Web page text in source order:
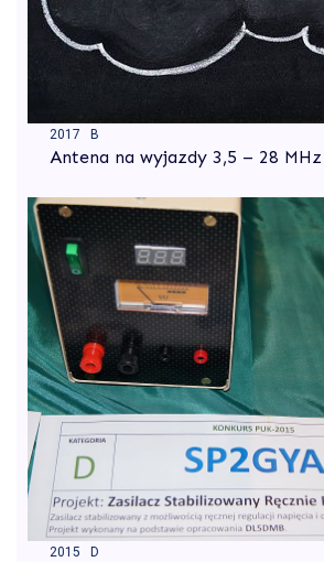
2017 B
Antena na wyjazdy 3,5 – 28 MHz
2015 D